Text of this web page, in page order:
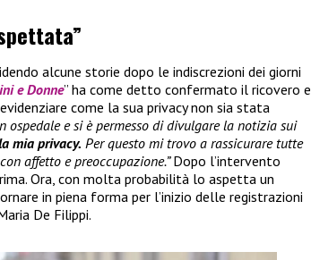
alcune storie dopo le indiscrezioni dei giorni
e Donne” ha come detto confermato il ricovero e
come la sua privacy non sia stata
e si è permesso di divulgare la notizia sui
mia privacy. Per questo mi trovo a rassicurare tutte
affetto e preoccupazione.”Dopo l’intervento
Ora, con molta probabilità lo aspetta un
in piena forma per l’inizio delle registrazioni
De Filippi.